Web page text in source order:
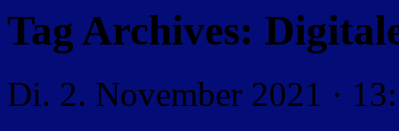
Tag Archives:
Di. 2. November 2021 ·